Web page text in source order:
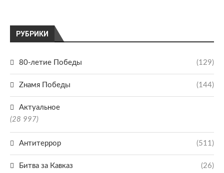
РУБРИКИ
80-летие Победы (129)
Zнамя Победы (144)
Актуальное
(28 997)
Антитеррор (511)
Битва за Кавказ (26)